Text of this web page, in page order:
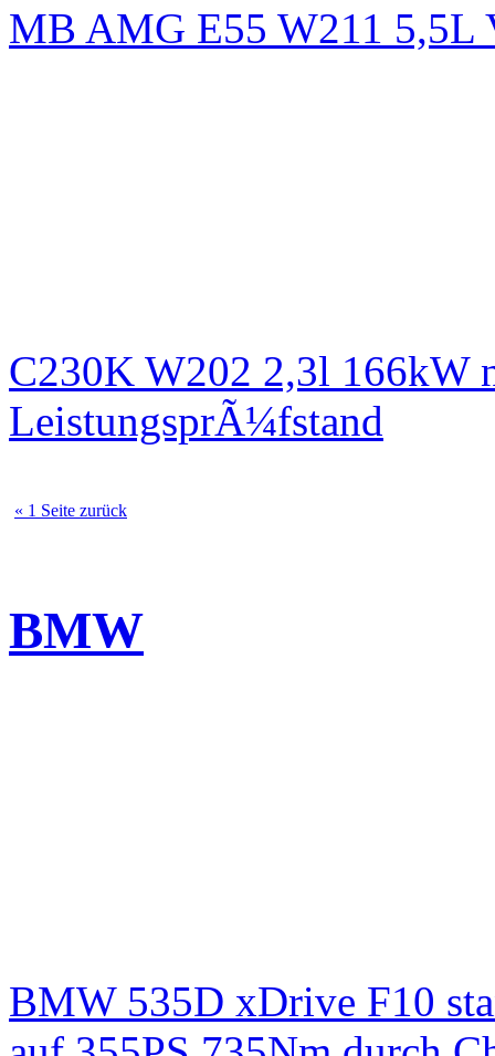
MB AMG E55 W211 5,5L
C230K W202 2,3l 166kW
LeistungsprÃ¼fstand
« 1 Seite zurück
BMW
BMW 535D xDrive F10